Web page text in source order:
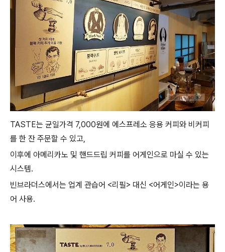
TASTE는 균일가격 7,000원에 에스프레소 응용 커피와 비커피
를 한 잔 주문할 수 있고,
이후에 아메리카노 및 핸드드립 커피를 어게인으로 마실 수 있는
시스템.
빈브라더스에서는 업계 관습어 <리필> 대신 <어게인>이라는 용
어 사용.